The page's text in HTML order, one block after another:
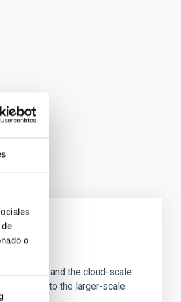
o
cores and the cloud-scale
respect to the larger-scale